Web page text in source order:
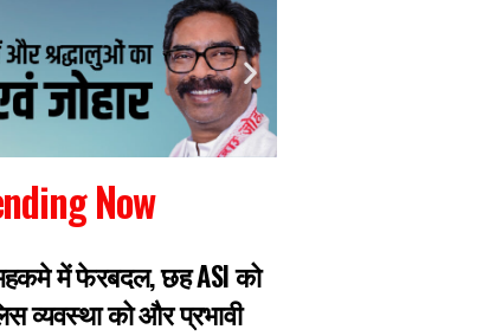
Now
में फेरबदल, छह ASI को
व्यवस्था को और प्रभावी